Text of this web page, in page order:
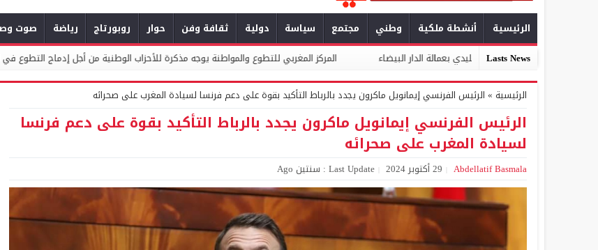
الرئيسية أنشطة ملكية وطني مجتمع سياسة دولية ثقافة وفن حوار روبورتاج رياضة صوت
Lasts News
التقليدي بعمالة الدار البيضاء المركز المغربي للتطوع والمواطنة يوجه مذكرة للأحزاب الوطنية من أجل إدماج التطوع في السياسات العمومية
الرئيسية » الرئيس الفرنسي إيمانويل ماكرون يجدد بالرباط التأكيد بقوة على دعم فرنسا لسيادة المغرب على صحرائه
الرئيس الفرنسي إيمانويل ماكرون يجدد بالرباط التأكيد بقوة على دعم فرنسا
لسيادة المغرب على صحرائه
Abdellatif Basmala 29 أكتوبر 2024 Last Update : سنتين Ago